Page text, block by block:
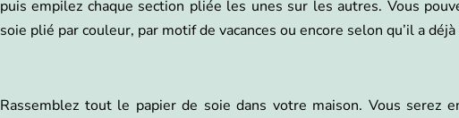
puis empilez chaque section pliée les unes sur les autres. Vous
soie plié par couleur, par motif de vacances ou encore selon qu’il a
Rassemblez tout le papier de soie dans votre maison. Vous serez